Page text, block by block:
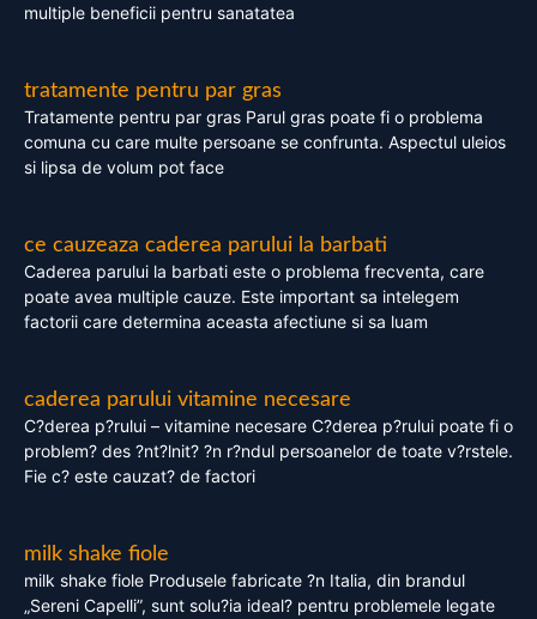
multiple beneficii pentru sanatatea
tratamente pentru par gras
Tratamente pentru par gras Parul gras poate fi o problema
comuna cu care multe persoane se confrunta. Aspectul uleios
si lipsa de volum pot face
ce cauzeaza caderea parului la barbati
Caderea parului la barbati este o problema frecventa, care
poate avea multiple cauze. Este important sa intelegem
factorii care determina aceasta afectiune si sa luam
caderea parului vitamine necesare
C?derea p?rului – vitamine necesare C?derea p?rului poate fi o
problem? des ?nt?lnit? ?n r?ndul persoanelor de toate v?rstele.
Fie c? este cauzat? de factori
milk shake fiole
milk shake fiole Produsele fabricate ?n Italia, din brandul
„Sereni Capelli”, sunt solu?ia ideal? pentru problemele legate